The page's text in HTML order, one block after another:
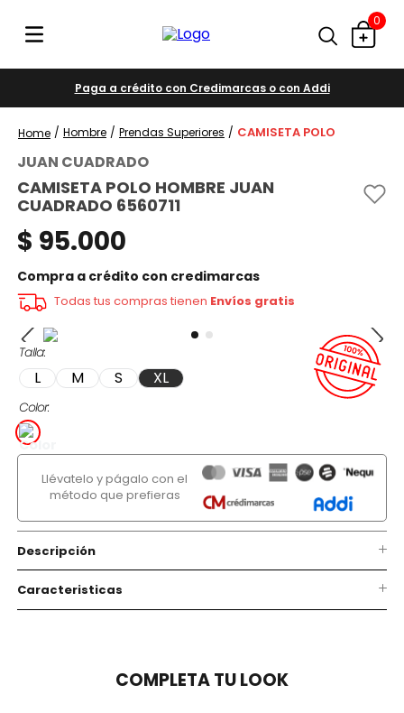
0
Paga a crédito con Credimarcas o con Addi
Hombre Prendas Superiores CAMISETA POLO
JUAN CUADRADO
CAMISETA POLO HOMBRE JUAN
CUADRADO 6560711
$ 95.000
Compra a crédito con credimarcas
Todas tus compras tienen Envíos gratis
Talla
L M S XL
Color
Llévatelo y págalo con el
método que prefieras
Descripción
Caracteristicas
COMPLETA TU LOOK